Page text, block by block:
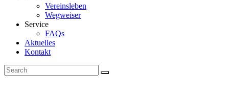
Vereinsleben
Wegweiser
Service
FAQs
Aktuelles
Kontakt